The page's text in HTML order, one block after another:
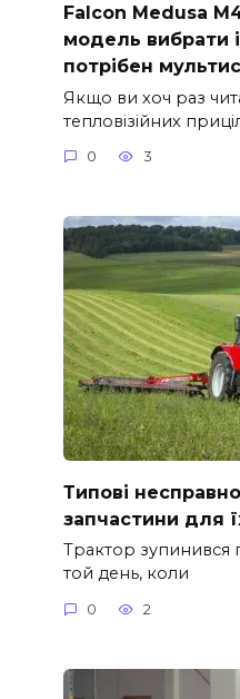
Falcon Medusa
модель вибрати
потрібен
Якщо ви хоч раз
тепловізійних
0 3
Типові
запчастини для
Трактор зупинився
той день, коли
0 2